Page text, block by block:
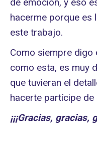
hacerme porque es
este trabajo.
Como siempre
como esta, es muy
que tuvieran el
hacerte partícipe
¡¡¡Gracias, gracias,